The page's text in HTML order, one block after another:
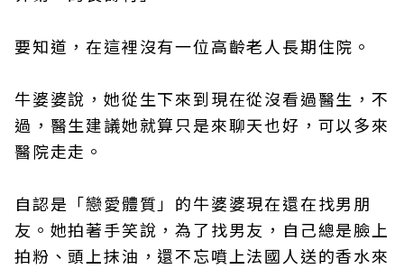
要知道，在這裡沒有一位高齡老人長期住院。
牛婆婆說，她從生下來到現在從沒看過醫生，不
過，醫生建議她就算只是來聊天也好，可以多來
醫院走走。
自認是「戀愛體質」的牛婆婆現在還在找男朋
友。她拍著手笑說，為了找男友，自己總是臉上
拍粉、頭上抹油，還不忘噴上法國人送的香水來